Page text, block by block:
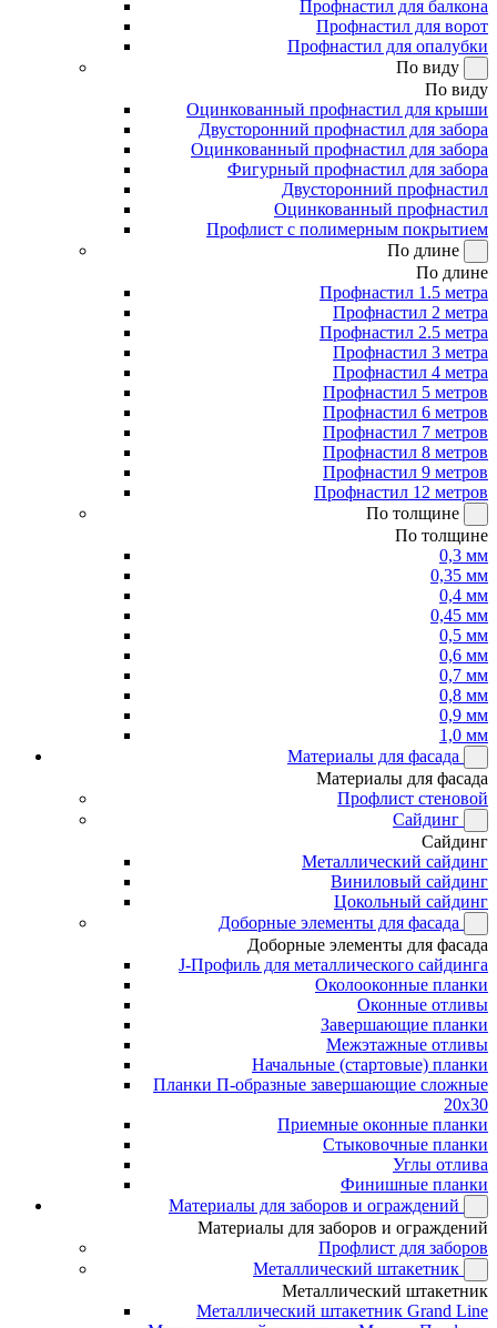
Профнастил для балкона
Профнастил для ворот
Профнастил для опалубки
По виду
По виду
Оцинкованный профнастил для крыши
Двусторонний профнастил для забора
Оцинкованный профнастил для забора
Фигурный профнастил для забора
Двусторонний профнастил
Оцинкованный профнастил
Профлист с полимерным покрытием
По длине
По длине
Профнастил 1.5 метра
Профнастил 2 метра
Профнастил 2.5 метра
Профнастил 3 метра
Профнастил 4 метра
Профнастил 5 метров
Профнастил 6 метров
Профнастил 7 метров
Профнастил 8 метров
Профнастил 9 метров
Профнастил 12 метров
По толщине
По толщине
0,3 мм
0,35 мм
0,4 мм
0,45 мм
0,5 мм
0,6 мм
0,7 мм
0,8 мм
0,9 мм
1,0 мм
Материалы для фасада
Материалы для фасада
Профлист стеновой
Сайдинг
Сайдинг
Металлический сайдинг
Виниловый сайдинг
Цокольный сайдинг
Доборные элементы для фасада
Доборные элементы для фасада
J-Профиль для металлического сайдинга
Околооконные планки
Оконные отливы
Завершающие планки
Межэтажные отливы
Начальные (стартовые) планки
Планки П-образные завершающие сложные
20x30
Приемные оконные планки
Стыковочные планки
Углы отлива
Финишные планки
Материалы для заборов и ограждений
Материалы для заборов и ограждений
Профлист для заборов
Металлический штакетник
Металлический штакетник
Металлический штакетник Grand Line